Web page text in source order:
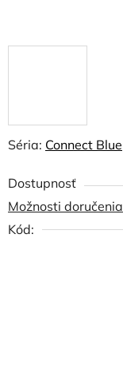
Séria: Connect Blue
Dostupnosť
Možnosti doručenia
Kód: